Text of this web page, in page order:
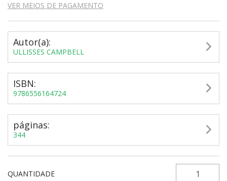
VER MEIOS DE PAGAMENTO
Autor(a):
ULLISSES CAMPBELL
ISBN:
9786556164724
páginas:
344
QUANTIDADE